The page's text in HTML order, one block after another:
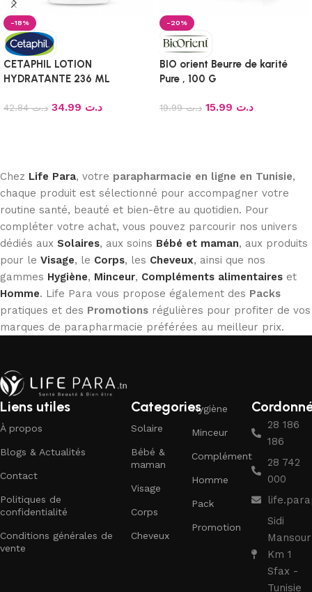
-18%
CETAPHIL LOTION
HYDRATANTE 236 ML
د.ت42.84 د.ت
-20%
BIO orient Beurre de karité
Pure , 100 G
د.ت19.99 د.ت
Chez Life Para, votre parapharmacie en ligne en Tunisie,
chaque produit est sélectionné pour accompagner votre
routine santé, beauté et bien-être au quotidien. Pour
compléter votre achat, vous pouvez parcourir nos univers
dédiés aux Solaires, aux soins Bébé et maman, aux produits
pour le Visage, le Corps, les Cheveux, ainsi que nos
gammes Hygiène, Minceur, Compléments alimentaires et
Homme. Life Para vous propose également des Packs
pratiques et des Promotions régulières pour profiter de vos
marques de parapharmacie préférées au meilleur prix.
Liens utiles
À propos
Blogs & Actualités
Contact
Politiques de
confidentialité
Conditions générales de
vente
Categories
Solaire
Bébé &
maman
Visage
Corps
Cheveux
Hygiène
Minceur
Complément
Homme
Pack
Promotion
28 186
186
28 742
000
Sidi
Mansour
Km 1
Sfax -
Tunisie